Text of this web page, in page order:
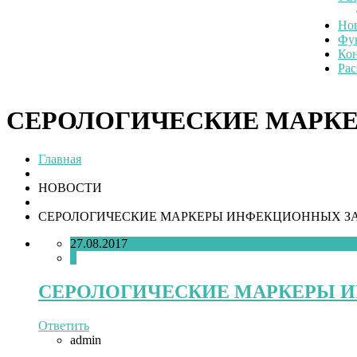
СЕРОЛОГИЧЕСКИЕ
Главная
НОВОСТИ
СЕРОЛОГИЧЕСКИЕ МАРКЕРЫ ИНФЕКЦИОННЫХ
27.08.2017
СЕРОЛОГИЧЕСКИЕ МАРКЕРЫ
Ответить
admin